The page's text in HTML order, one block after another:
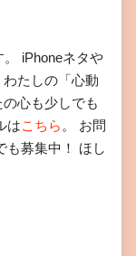
iPhoneネタや
たしの「心動
心も少しでも
はこちら 。 お問
も募集中！ ほし